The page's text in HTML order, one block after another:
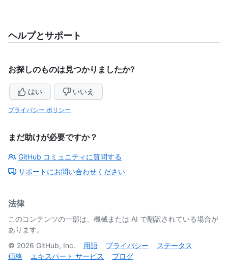
ヘルプとサポート
お探しのものは見つかりましたか?
はい いいえ
プライバシー ポリシー
まだ助けが必要ですか？
GitHub コミュニティに質問する
サポートにお問い合わせください
法律
このコンテンツの一部は、機械または AI で翻訳されている場合が
あります。
© 2026 GitHub, Inc. 用語 プライバシー
ステータス
価格
エキスパート サービス ブログ